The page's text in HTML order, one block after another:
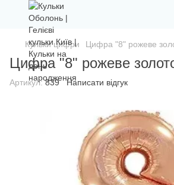
Кульки цифри Цифра "8" рожеве
Цифра "8" рожеве
Артикул:839 Написати відгук